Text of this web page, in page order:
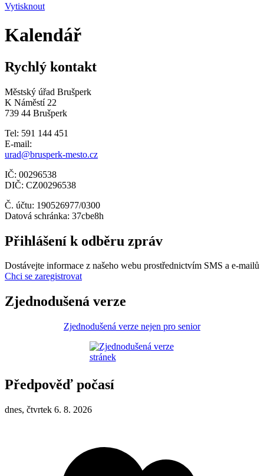
Vytisknout
Kalendář
Rychlý kontakt
Městský úřad Brušperk
K Náměstí 22
739 44 Brušperk
Tel: 591 144 451
E-mail:
urad@brusperk-mesto.cz
IČ: 00296538
DIČ: CZ00296538
Č. účtu: 190526977/0300
Datová schránka: 37cbe8h
Přihlášení k odběru zpráv
Dostávejte informace z našeho webu prostřednictvím SMS a e-mailů
Chci se zaregistrovat
Zjednodušená verze
Zjednodušená verze nejen pro senior
Předpověď počasí
dnes, čtvrtek 6. 8. 2026